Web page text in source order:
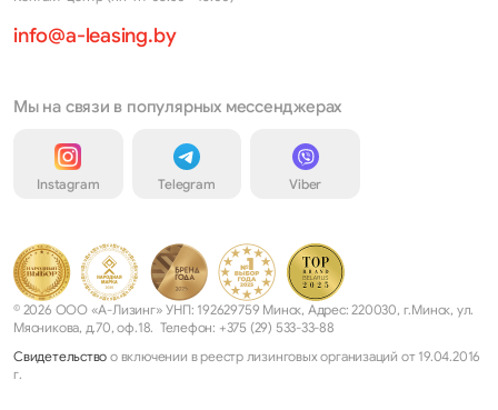
info@a-leasing.by
Мы на связи в популярных мессенджерах
Instagram Telegram Viber
© 2026 ООО «А-Лизинг» УНП: 192629759 Минск, Адрес: 220030, г.Минск, ул.
Мясникова, д.70, оф.18. Телефон: +375 (29) 533-33-88
Свидетельство о включении в реестр лизинговых организаций от 19.04.2016
г.